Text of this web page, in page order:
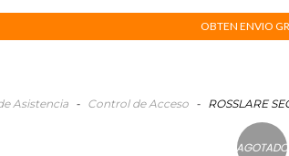
OBTEN ENVIO
Asistencia - Control de Acceso - ROSSLARE
AGOTADO